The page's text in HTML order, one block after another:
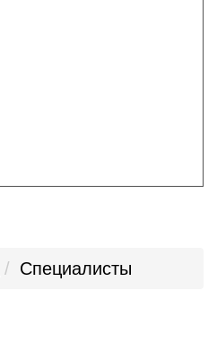
Специалисты